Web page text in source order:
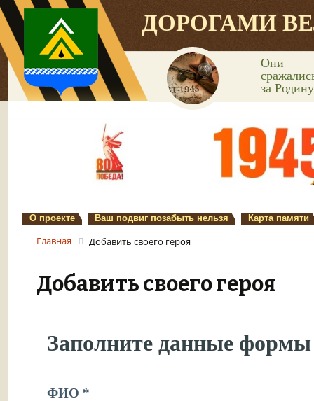
ДОРОГАМИ
Они
за Родину
О проекте Ваш подвиг позабыть нельзя Карта памяти
Главная Добавить своего героя
Добавить своего героя